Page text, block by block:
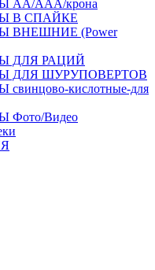
АА/ААА/крона
В СПАЙКЕ
ВНЕШНИЕ (Power
ДЛЯ РАЦИЙ
ДЛЯ ШУРУПОВЕРТОВ
кислотные-для
Видео